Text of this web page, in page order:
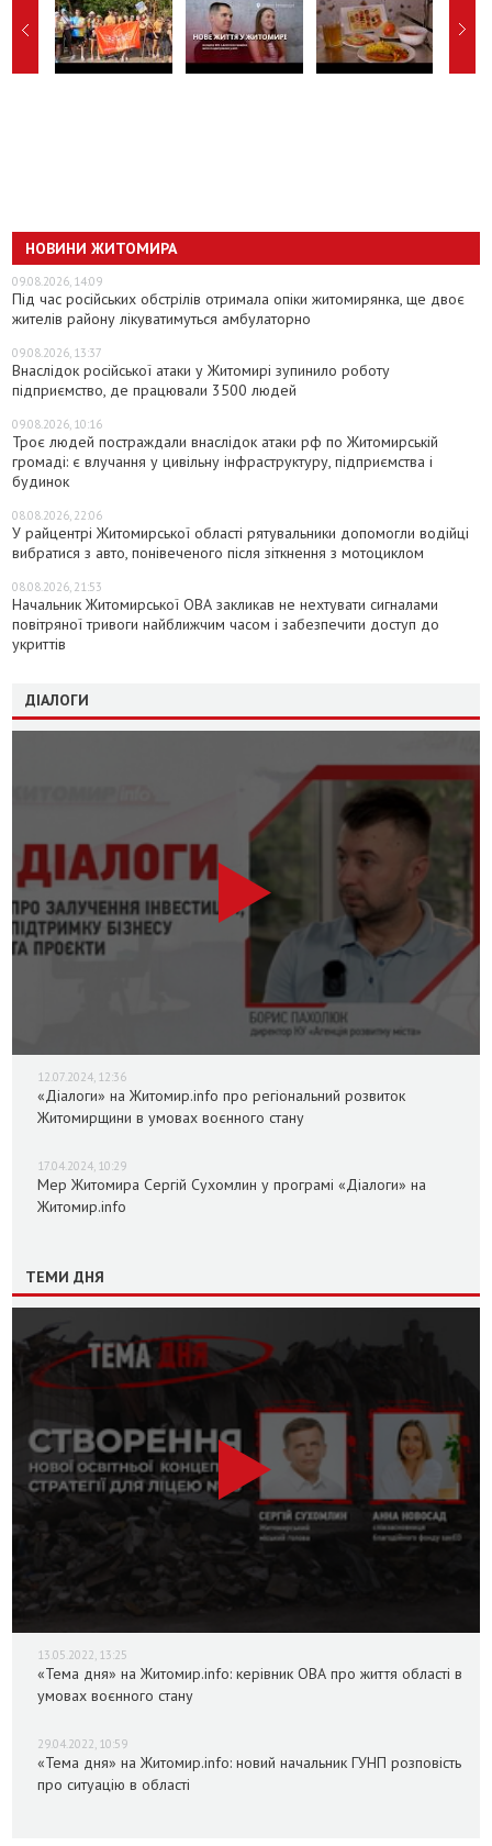
НОВИНИ ЖИТОМИРА
09.08.2026, 14:09
Під час російських обстрілів отримала опіки житомирянка, ще двоє
жителів району лікуватимуться амбулаторно
09.08.2026, 13:37
Внаслідок російської атаки у Житомирі зупинило роботу
підприємство, де працювали 3500 людей
09.08.2026, 10:16
Троє людей постраждали внаслідок атаки рф по Житомирській
громаді: є влучання у цивільну інфраструктуру, підприємства і
будинок
08.08.2026, 22:06
У райцентрі Житомирської області рятувальники допомогли водійці
вибратися з авто, понівеченого після зіткнення з мотоциклом
08.08.2026, 21:53
Начальник Житомирської ОВА закликав не нехтувати сигналами
повітряної тривоги найближчим часом і забезпечити доступ до
укриттів
ДІАЛОГИ
12.07.2024, 12:36
«Діалоги» на Житомир.info про регіональний розвиток
Житомирщини в умовах воєнного стану
17.04.2024, 10:29
Мер Житомира Сергій Сухомлин у програмі «Діалоги» на
Житомир.info
ТЕМИ ДНЯ
13.05.2022, 13:25
«Тема дня» на Житомир.info: керівник ОВА про життя області в
умовах воєнного стану
29.04.2022, 10:59
«Тема дня» на Житомир.info: новий начальник ГУНП розповість
про ситуацію в області